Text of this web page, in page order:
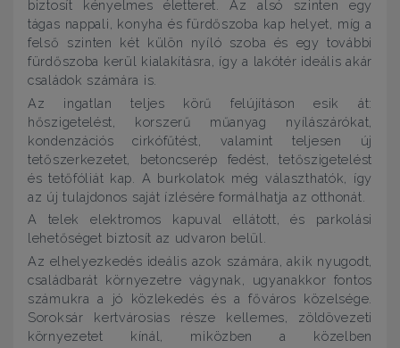
biztosít kényelmes életteret. Az alsó szinten egy
tágas nappali, konyha és fürdőszoba kap helyet, míg a
felső szinten két külön nyíló szoba és egy további
fürdőszoba kerül kialakításra, így a lakótér ideális akár
családok számára is.
Az ingatlan teljes körű felújításon esik át:
hőszigetelést, korszerű műanyag nyílászárókat,
kondenzációs cirkófűtést, valamint teljesen új
tetőszerkezetet, betoncserép fedést, tetőszigetelést
és tetőfóliát kap. A burkolatok még választhatók, így
az új tulajdonos saját ízlésére formálhatja az otthonát.
A telek elektromos kapuval ellátott, és parkolási
lehetőséget biztosít az udvaron belül.
Az elhelyezkedés ideális azok számára, akik nyugodt,
családbarát környezetre vágynak, ugyanakkor fontos
számukra a jó közlekedés és a főváros közelsége.
Soroksár kertvárosias része kellemes, zöldövezeti
környezetet kínál, miközben a közelben